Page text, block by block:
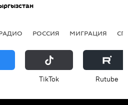
РОССИЯ МИГРАЦИЯ
ТikТоk Rutube